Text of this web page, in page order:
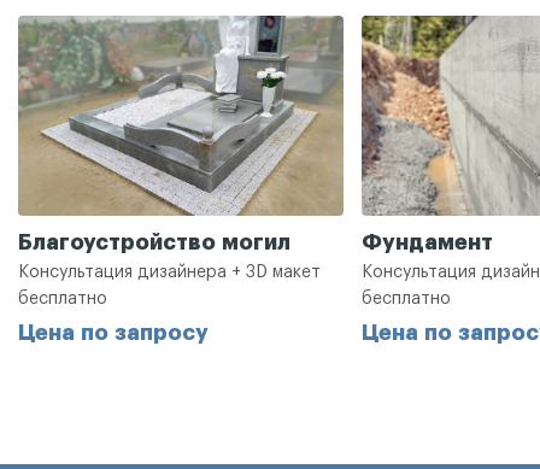
Благоустройство могил
Консультация дизайнера + 3D макет
бесплатно
Цена по запросу
Фундамент
Консультация
бесплатно
Цена по